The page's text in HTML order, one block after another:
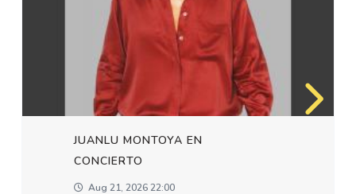
JUANLU MONTOYA EN
CONCIERTO
Aug 21, 2026 22:00